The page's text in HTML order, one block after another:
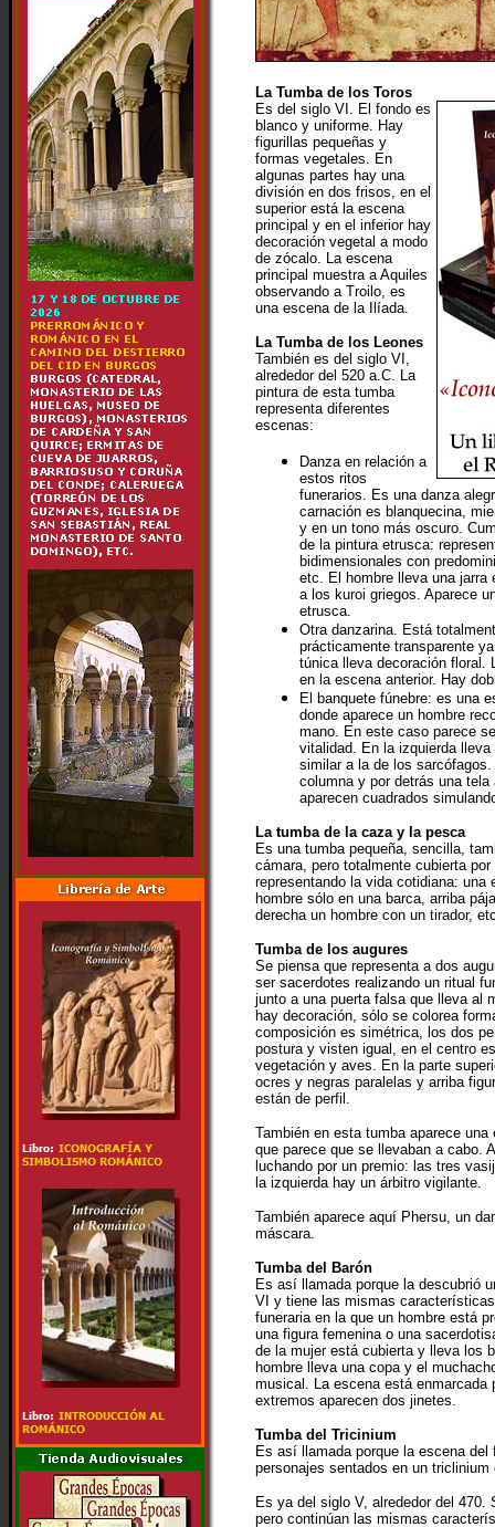
La Tumba de los Toros
Es del siglo VI. El fondo es
blanco y uniforme. Hay
figurillas pequeñas y
formas vegetales. En
algunas partes hay una
división en dos frisos, en el
superior está la escena
principal y en el inferior hay
decoración vegetal a modo
de zócalo. La escena
principal muestra a Aquiles
observando a Troilo, es
una escena de la Ilíada.
La Tumba de los Leones
También es del siglo VI,
alrededor del 520 a.C. La
pintura de esta tumba
representa diferentes
escenas:
Danza en relación a
estos ritos
funerarios. Es una danza
carnación es blanquecina,
y en un tono más oscuro.
de la pintura etrusca:
bidimensionales con
etc. El hombre lleva una jarra
a los kuroi griegos. Aparece
etrusca.
Otra danzarina. Está
prácticamente transparente
túnica lleva decoración floral.
en la escena anterior. Hay
El banquete fúnebre: es una
donde aparece un hombre
mano. En este caso parece
vitalidad. En la izquierda
similar a la de los sarcófagos.
columna y por detrás una
aparecen cuadrados
La tumba de la caza y la pesca
Es una tumba pequeña, sencilla,
cámara, pero totalmente cubierta
representando la vida cotidiana: una
hombre sólo en una barca, arriba
derecha un hombre con un tirador,
Tumba de los augures
Se piensa que representa a dos
ser sacerdotes realizando un ritual
junto a una puerta falsa que lleva al
hay decoración, sólo se colorea
composición es simétrica, los dos
postura y visten igual, en el centro
vegetación y aves. En la parte
ocres y negras paralelas y arriba
están de perfil.
También en esta tumba aparece
que parece que se llevaban a cabo.
luchando por un premio: las tres
la izquierda hay un árbitro vigilante.
También aparece aquí Phersu, un
máscara.
Tumba del Barón
Es así llamada porque la descubrió
VI y tiene las mismas
funeraria en la que un hombre está
una figura femenina o una
de la mujer está cubierta y lleva los
hombre lleva una copa y el
musical. La escena está enmarcada
extremos aparecen dos jinetes.
Tumba del Tricinium
Es así llamada porque la escena del
personajes sentados en un triclinium
Es ya del siglo V, alrededor del 470.
pero continúan las mismas